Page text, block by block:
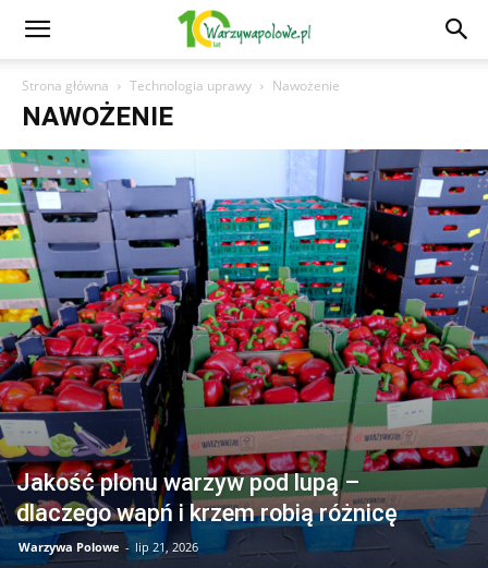
Strona główna Technologia uprawy Nawożenie
NAWOŻENIE
Jakość plonu warzyw pod lupą –
dlaczego wapń i krzem robią różnicę
Warzywa Polowe - lip 21, 2026